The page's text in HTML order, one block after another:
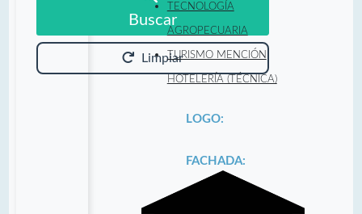
Buscar
Limpiar
TECNOLOGÍA
AGROPECUARIA
TURISMO MENCIÓN
HOTELERÍA (TÉCNICA)
LOGO:
FACHADA: